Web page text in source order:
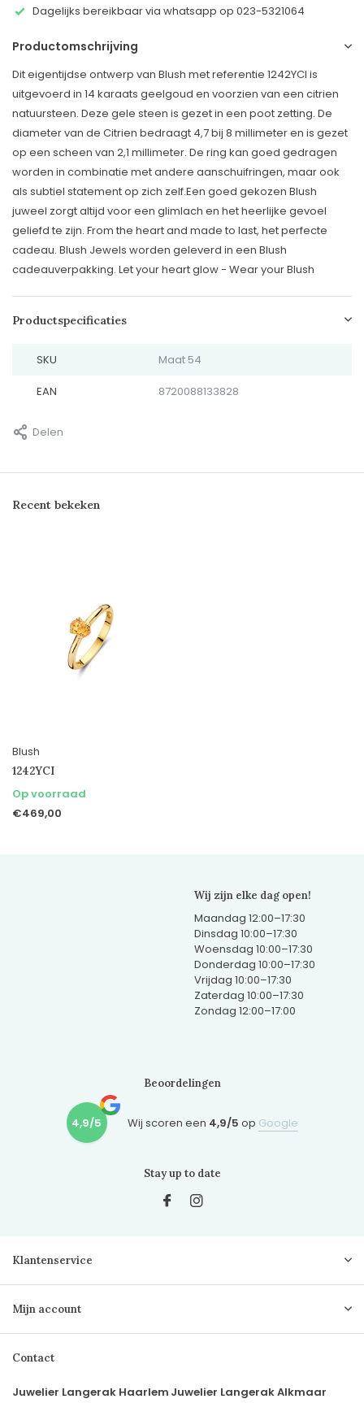
Dagelijks bereikbaar via whatsapp op 023-5321064
Productomschrijving
Dit eigentijdse ontwerp van Blush met referentie 1242YCI is
uitgevoerd in 14 karaats geelgoud en voorzien van een citrien
natuursteen. Deze gele steen is gezet in een poot zetting. De
diameter van de Citrien bedraagt 4,7 bij 8 millimeter en is gezet
op een scheen van 2,1 millimeter. De ring kan goed gedragen
worden in combinatie met andere aanschuifringen, maar ook
als subtiel statement op zich zelf.Een goed gekozen Blush
juweel zorgt altijd voor een glimlach en het heerlijke gevoel
geliefd te zijn. From the heart and made to last, het perfecte
cadeau. Blush Jewels worden geleverd in een Blush
cadeauverpakking. Let your heart glow - Wear your Blush
Productspecificaties
SKU Maat 54
EAN 8720088133828
Delen
Recent bekeken
Blush
1242YCI
Op voorraad
€469,00
Wij zijn elke dag open!
Maandag 12:00–17:30
Dinsdag 10:00–17:30
Woensdag 10:00–17:30
Donderdag 10:00–17:30
Vrijdag 10:00–17:30
Zaterdag 10:00–17:30
Zondag 12:00–17:00
Beoordelingen
4,9/5 Wij scoren een 4,9/5 op Google
Stay up to date
Klantenservice
Mijn account
Contact
Juwelier Langerak Haarlem Juwelier Langerak Alkmaar